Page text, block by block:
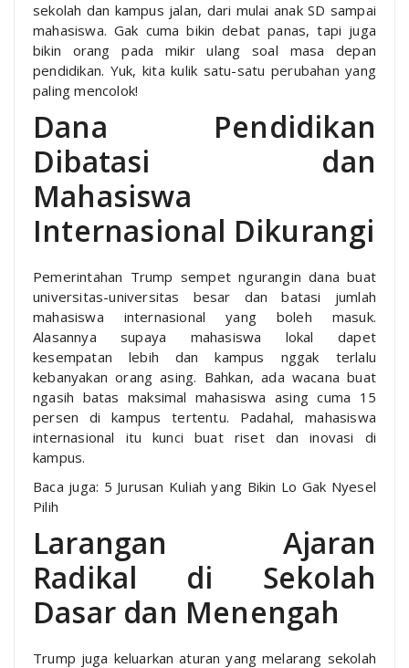
sekolah dan kampus jalan, dari mulai anak SD sampai
mahasiswa. Gak cuma bikin debat panas, tapi juga
bikin orang pada mikir ulang soal masa depan
pendidikan. Yuk, kita kulik satu-satu perubahan yang
paling mencolok!
Dana Pendidikan
Dibatasi dan
Mahasiswa
Internasional Dikurangi
Pemerintahan Trump sempet ngurangin dana buat
universitas-universitas besar dan batasi jumlah
mahasiswa internasional yang boleh masuk.
Alasannya supaya mahasiswa lokal dapet
kesempatan lebih dan kampus nggak terlalu
kebanyakan orang asing. Bahkan, ada wacana buat
ngasih batas maksimal mahasiswa asing cuma 15
persen di kampus tertentu. Padahal, mahasiswa
internasional itu kunci buat riset dan inovasi di
kampus.
Baca juga: 5 Jurusan Kuliah yang Bikin Lo Gak Nyesel
Pilih
Larangan Ajaran
Radikal di Sekolah
Dasar dan Menengah
Trump juga keluarkan aturan yang melarang sekolah